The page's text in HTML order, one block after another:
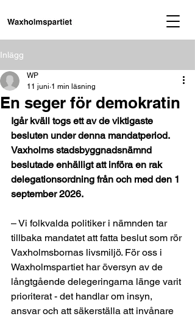
Inlägg
En seger för demokratin
WP
11 juni 1 min läsning
Igår kväll togs ett av de viktigaste
besluten under denna mandatperiod.
Vaxholms stadsbyggnadsnämnd
beslutade enhälligt att införa en rak
delegationsordning från och med den 1
september 2026.
– Vi folkvalda politiker i nämnden tar
tillbaka mandatet att fatta beslut som rör
Vaxholmsbornas livsmiljö. För oss i
Waxholmspartiet har översyn av de
långtgående delegeringarna länge varit
prioriterat - det handlar om insyn,
ansvar och att säkerställa att invånare